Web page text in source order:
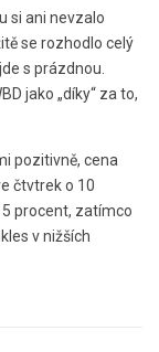
si ani nevzalo
se rozhodlo celý
s prázdnou.
jako „díky“ za to,
pozitivně, cena
čtvtrek o 10
procent, zatímco
v nižších